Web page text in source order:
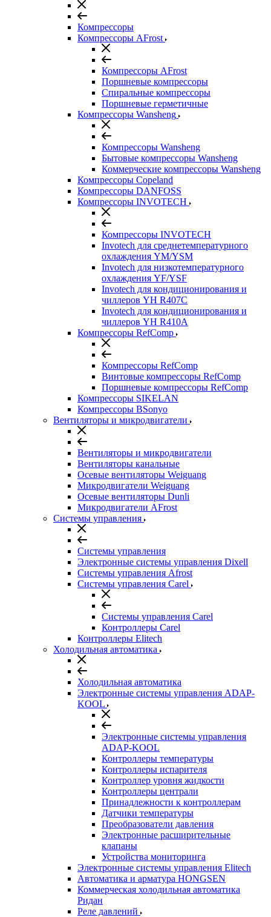
Компрессоры
Компрессоры AFrost
Компрессоры AFrost
Поршневые компрессоры
Спиральные компрессоры
Поршневые герметичные
Компрессоры Wansheng
Компрессоры Wansheng
Бытовые компрессоры Wansheng
Коммерческие компрессоры Wansheng
Компрессоры Copeland
Компрессоры DANFOSS
Компрессоры INVOTECH
Компрессоры INVOTECH
Invotech для среднетемпературного
охлаждения YM/YSM
Invotech для низкотемпературного
охлаждения YF/YSF
Invotech для кондиционирования и
чиллеров YH R407C
Invotech для кондиционирования и
чиллеров YH R410A
Компрессоры RefComp
Компрессоры RefComp
Винтовые компрессоры RefComp
Поршневые компрессоры RefComp
Компрессоры SIKELAN
Компрессоры BSonyo
Вентиляторы и микродвигатели
Вентиляторы и микродвигатели
Вентиляторы канальные
Осевые вентиляторы Weiguang
Микродвигатели Weiguang
Осевые вентиляторы Dunli
Микродвигатели AFrost
Системы управления
Системы управления
Электронные системы управления Dixell
Системы управления Afrost
Системы управления Carel
Системы управления Carel
Контроллеры Carel
Контроллеры Elitech
Холодильная автоматика
Холодильная автоматика
Электронные системы управления ADAP-
KOOL
Электронные системы управления
ADAP-KOOL
Контроллеры температуры
Контроллеры испарителя
Контроллер уровня жидкости
Контроллеры централи
Принадлежности к контроллерам
Датчики температуры
Преобразователи давления
Электронные расширительные
клапаны
Устройства мониторинга
Электронные системы управления Elitech
Автоматика и арматура HONGSEN
Коммерческая холодильная автоматика
Ридан
Реле давлений